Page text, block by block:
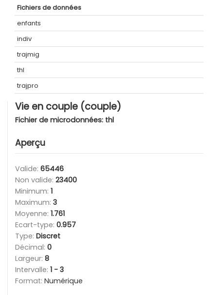
Fichiers de données
enfants
indiv
trajmig
thl
trajpro
Vie en couple (couple)
Fichier de microdonnées: thl
Aperçu
Valide: 65446
Non valide: 23400
Minimum: 1
Maximum: 3
Moyenne: 1.761
Ecart-type: 0.957
Type: Discret
Décimal: 0
Largeur: 8
Intervalle: 1 - 3
Format: Numérique